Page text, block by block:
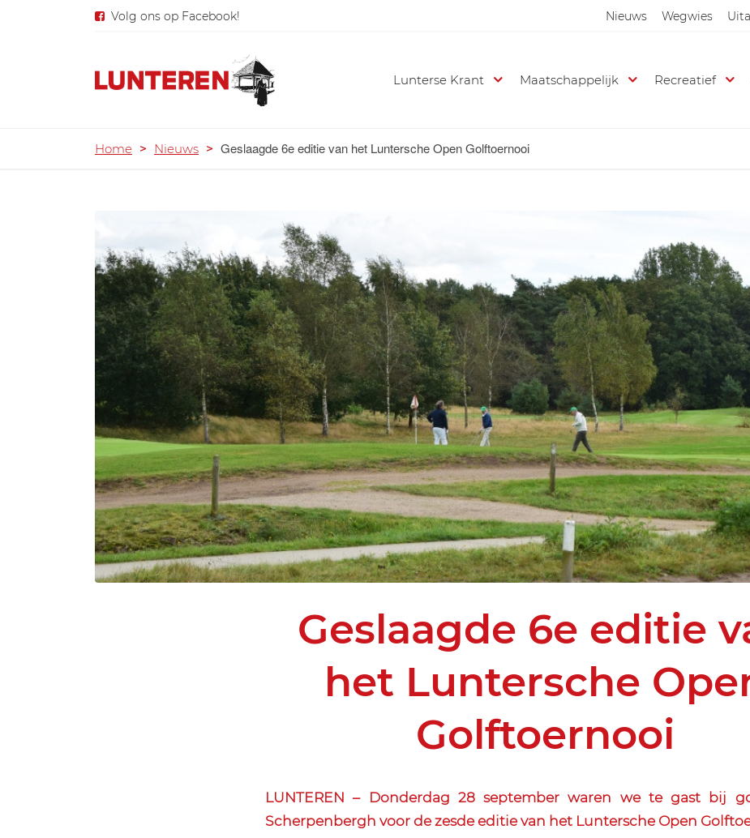
Nieuws Wegwies
Volg ons op Facebook!
Lunterse Krant Maatschappelijk Recreatief
Home > Nieuws > Geslaagde 6e editie van het Luntersche Open Golftoernooi
Geslaagde 6e editie
het Luntersche
Golftoernooi
LUNTEREN – Donderdag 28 september waren we te gast bij
Scherpenbergh voor de zesde editie van het Luntersche Open